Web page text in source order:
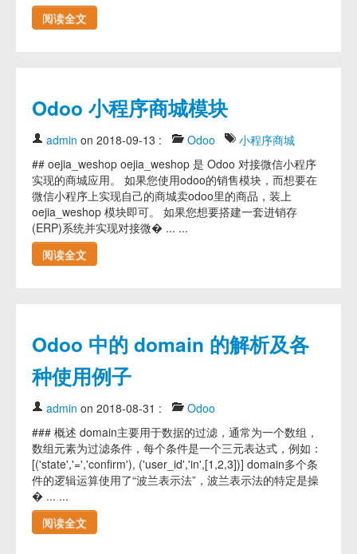
阅读全文
Odoo 小程序商城模块
admin on 2018-09-13 : Odoo
小程序商城
## oejia_weshop oejia_weshop 是 Odoo 对接微信小程序
实现的商城应用。 如果您使用odoo的销售模块，而想要在
微信小程序上实现自己的商城卖odoo里的商品，装上
oejia_weshop 模块即可。 如果您想要搭建一套进销存
(ERP)系统并实现对接微� ... ...
阅读全文
Odoo 中的 domain 的解析及各
种使用例子
admin on 2018-08-31 :
Odoo
### 概述 domain主要用于数据的过滤，通常为一个数组，
数组元素为过滤条件，每个条件是一个三元表达式，例如：
[('state','=','confirm'), ('user_id','in',[1,2,3])] domain多个条
件的逻辑运算使用了“波兰表示法”，波兰表示法的特定是操
� ... ...
阅读全文